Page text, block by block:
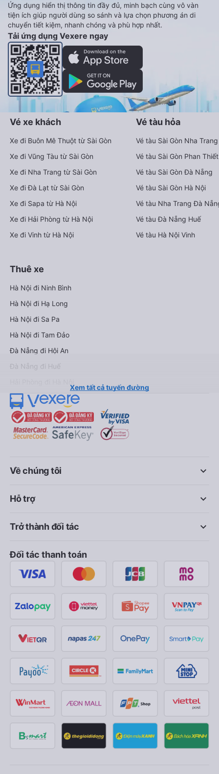
Ứng dụng hiển thị thông tin đầy đủ, minh bạch cùng vô vàn
tiện ích giúp người dùng so sánh và lựa chọn phương án di
chuyển tiết kiệm, nhanh chóng và phù hợp nhất.
Tải ứng dụng Vexere ngay
Vé xe khách
Xe đi Buôn Mê Thuột từ Sài Gòn
Xe đi Vũng Tàu từ Sài Gòn
Xe đi Nha Trang từ Sài Gòn
Xe đi Đà Lạt từ Sài Gòn
Xe đi Sapa từ Hà Nội
Xe đi Hải Phòng từ Hà Nội
Xe đi Vinh từ Hà Nội
Vé tàu hỏa
Vé tàu Sài Gòn Nha Trang
Vé tàu Sài Gòn Phan Thiết
Vé tàu Sài Gòn Đà Nẵng
Vé tàu Sài Gòn Hà Nội
Vé tàu Nha Trang Đà
Vé tàu Đà Nẵng Huế
Vé tàu Hà Nội Vinh
Thuê xe
Hà Nội đi Ninh Bình
Hà Nội đi Hạ Long
Hà Nội đi Sa Pa
Hà Nội đi Tam Đảo
Đà Nẵng đi Hội An
Đà Nẵng đi Huế
Xem tất cả tuyến đường
keyboard_arrow_down
Về chúng tôi
keyboard_arrow_down
Hỗ trợ
keyboard_arrow_down
Trở thành đối tác
Đối tác thanh toán